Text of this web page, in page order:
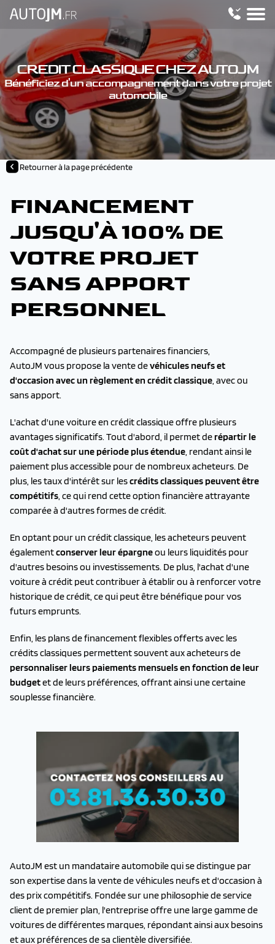
CREDIT CLASSIQUE CHEZ AUTOJM
Bénéficiez d'un accompagnement dans votre projet
automobile
Retourner à la page précédente
FINANCEMENT
JUSQU'À 100% DE
VOTRE PROJET
SANS APPORT
PERSONNEL
Accompagné de plusieurs partenaires financiers,
AutoJM vous propose la vente devéhicules neufs et
d'occasion avec un règlement en crédit classique, avec ou
sans apport.
L'achat d'une voiture en crédit classique offre plusieurs
avantages significatifs. Tout d'abord, il permet derépartir le
coût d'achat sur une période plus étendue, rendant ainsi le
paiement plus accessible pour de nombreux acheteurs. De
plus, les taux d'intérêt sur lescrédits classiques peuvent être
compétitifs, ce qui rend cette option financière attrayante
comparée à d'autres formes de crédit.
En optant pour un crédit classique, les acheteurs peuvent
égalementconserver leur épargneou leurs liquidités pour
d'autres besoins ou investissements. De plus, l'achat d'une
voiture à crédit peut contribuer à établir ou à renforcer votre
historique de crédit, ce qui peut être bénéfique pour vos
futurs emprunts.
Enfin, les plans de financement flexibles offerts avec les
crédits classiques permettent souvent aux acheteurs de
personnaliser leurs paiements mensuels en fonction de leur
budgetet de leurs préférences, offrant ainsi une certaine
souplesse financière.
AutoJM est un mandataire automobile qui se distingue par
son expertise dans la vente de véhicules neufs et d'occasion à
des prix compétitifs. Fondée sur une philosophie de service
client de premier plan, l'entreprise offre une large gamme de
voitures de différentes marques, répondant ainsi aux besoins
et aux préférences de sa clientèle diversifiée.